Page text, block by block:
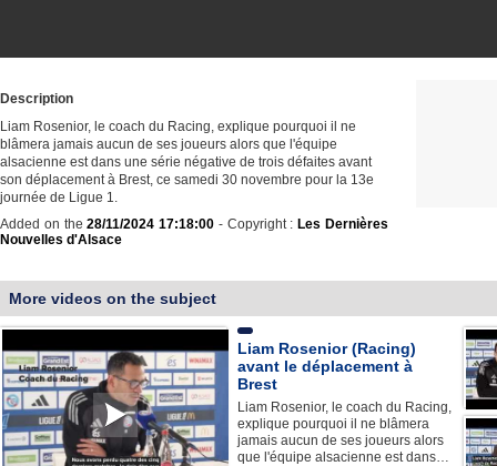
Description
Liam Rosenior, le coach du Racing, explique pourquoi il ne
blâmera jamais aucun de ses joueurs alors que l'équipe
alsacienne est dans une série négative de trois défaites avant
son déplacement à Brest, ce samedi 30 novembre pour la 13e
journée de Ligue 1.
Added on the28/11/2024 17:18:00 - Copyright : Les Dernières
Nouvelles d'Alsace
More videos on the subject
Liam Rosenior (Racing)
avant le déplacement à
Brest
Liam Rosenior, le coach du Racing,
explique pourquoi il ne blâmera
jamais aucun de ses joueurs alors
que l'équipe alsacienne est dans…